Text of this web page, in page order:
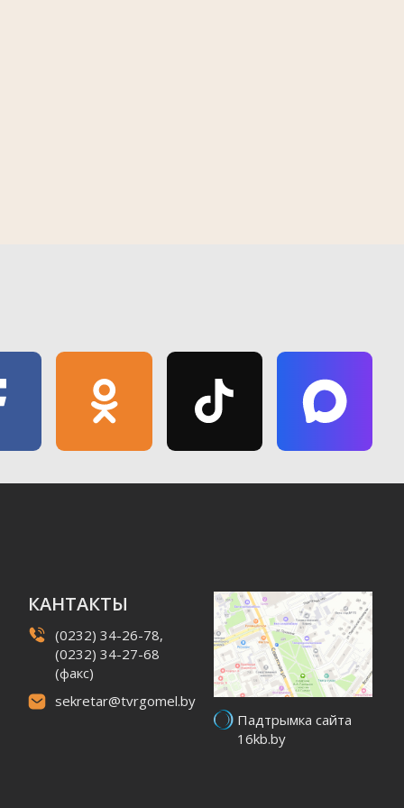
2026
КАНТАКТЫ
(0232) 34-26-78,
(0232) 34-27-68
(факс)
sekretar@tvrgomel.by
Падтрымка сайта
16kb.by